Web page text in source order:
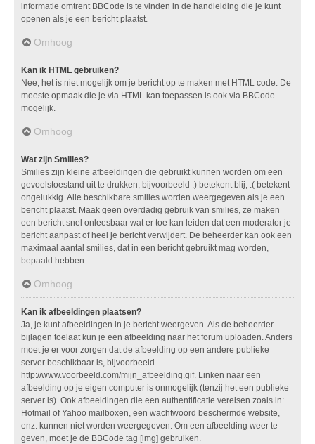
informatie omtrent BBCode is te vinden in de handleiding die je kunt
openen als je een bericht plaatst.
Omhoog
Kan ik HTML gebruiken?
Nee, het is niet mogelijk om je bericht op te maken met HTML code. De
meeste opmaak die je via HTML kan toepassen is ook via BBCode
mogelijk.
Omhoog
Wat zijn Smilies?
Smilies zijn kleine afbeeldingen die gebruikt kunnen worden om een
gevoelstoestand uit te drukken, bijvoorbeeld :) betekent blij, :( betekent
ongelukkig. Alle beschikbare smilies worden weergegeven als je een
bericht plaatst. Maak geen overdadig gebruik van smilies, ze maken
een bericht snel onleesbaar wat er toe kan leiden dat een moderator je
bericht aanpast of heel je bericht verwijdert. De beheerder kan ook een
maximaal aantal smilies, dat in een bericht gebruikt mag worden,
bepaald hebben.
Omhoog
Kan ik afbeeldingen plaatsen?
Ja, je kunt afbeeldingen in je bericht weergeven. Als de beheerder
bijlagen toelaat kun je een afbeelding naar het forum uploaden. Anders
moet je er voor zorgen dat de afbeelding op een andere publieke
server beschikbaar is, bijvoorbeeld
http://www.voorbeeld.com/mijn_afbeelding.gif. Linken naar een
afbeelding op je eigen computer is onmogelijk (tenzij het een publieke
server is). Ook afbeeldingen die een authentificatie vereisen zoals in:
Hotmail of Yahoo mailboxen, een wachtwoord beschermde website,
enz. kunnen niet worden weergegeven. Om een afbeelding weer te
geven, moet je de BBCode tag [img] gebruiken.